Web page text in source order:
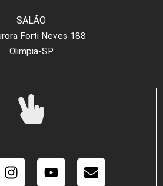
SALÃO
Forti Neves 188
Olimpia-SP
InstagramYoutubeEnvelope